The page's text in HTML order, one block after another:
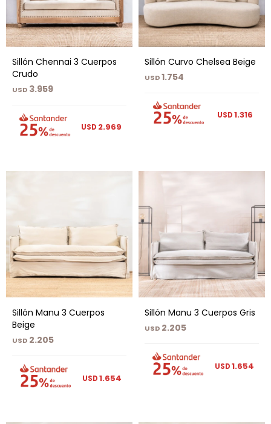
Sillón Chennai 3 Cuerpos
Crudo
USD 3.959
USD 2.969
Sillón Curvo Chelsea Beige
USD1.754
USD1.316
Sillón Manu 3 Cuerpos
Beige
USD 2.205
USD1.654
Sillón Manu 3 Cuerpos Gris
USD 2.205
USD1.654